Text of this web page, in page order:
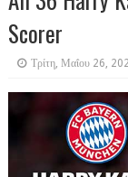
Scorer
Τρίτη, Μαΐου 26,